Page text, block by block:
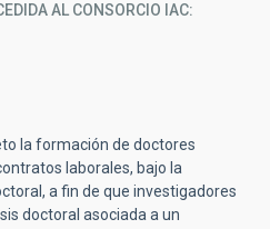
AL CONSORCIO IAC
la formación de doctores
laborales, bajo la
a fin de que investigadores
doctoral asociada a un